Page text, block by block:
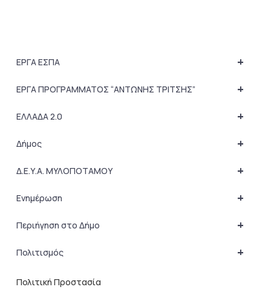
+
ΕΡΓΑ ΕΣΠΑ
+
ΕΡΓΑ ΠΡΟΓΡΑΜΜΑΤΟΣ “ΑΝΤΩΝΗΣ ΤΡΙΤΣΗΣ”
+
ΕΛΛΑΔΑ 2.0
+
Δήμος
+
Δ.Ε.Υ.Α. ΜΥΛΟΠΟΤΑΜΟΥ
+
Ενημέρωση
+
Περιήγηση στο Δήμο
+
Πολιτισμός
Πολιτική Προστασία